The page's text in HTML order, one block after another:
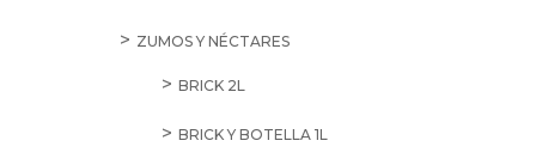
ZUMOS Y NÉCTARES
BRICK 2L
BRICK Y BOTELLA 1L